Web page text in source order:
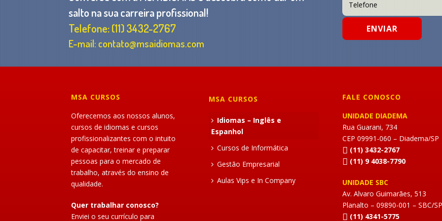
salto na sua carreira profissional!
Telefone: (11) 3432-2767
E-mail: contato@msaidiomas.com
MSA CURSOS
Oferecemos aos nossos alunos,
cursos de idiomas e cursos
profissionalizantes com o intuito
de capacitar, treinar e preparar
pessoas para o mercado de
trabalho, através do ensino de
qualidade.
Quer trabalhar conosco?
Enviei o seu currículo para
MSA CURSOS
Idiomas – Inglês e
Espanhol
Cursos de Informática
Gestão Empresarial
Aulas Vips e In Company
FALE CONOSCO
UNIDADE DIADEMA
Rua Guarani, 734
CEP 09991-060 – Diadema/SP
(11) 3432-2767
(11) 9 4038-7790
UNIDADE SBC
Av. Alvaro Guimarães, 513
Planalto – 09890-001 – SBC/SP
(11) 4341-5775